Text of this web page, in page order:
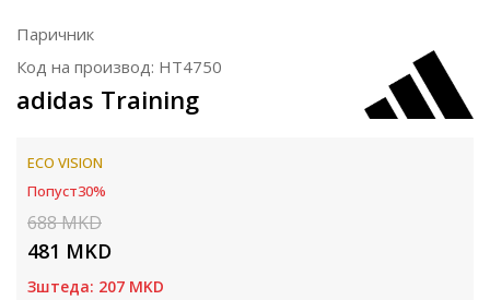
Паричник
Код на производ: HT4750
adidas Training
ECO VISION
Попуст30%
688MKD
481 MKD
Зштеда: 207 MKD